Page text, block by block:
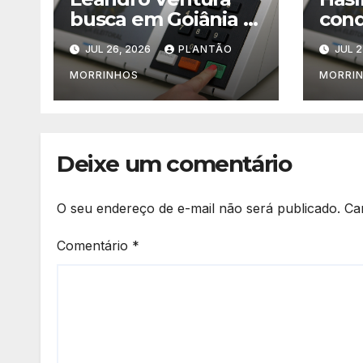
busca em Goiânia o
fortalecimento para
sua pré-candidatura
JUL 26, 2026 PLANTÃO
MORRINHOS
em
JUL
Deixe um comentário
O seu endereço de e-mail não será publicado.
Comentário *